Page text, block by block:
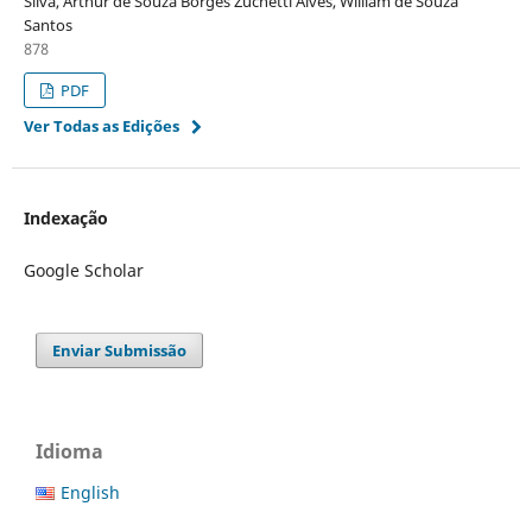
Santos
878
PDF
Ver Todas as Edições
Indexação
Google Scholar
Enviar Submissão
Idioma
English